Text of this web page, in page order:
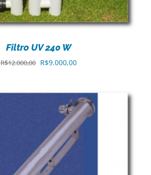
Filtro UV 240 W
R$12.000,00 O
original
R$12.000,00.
R$9.000,00O
atual
é:
R$9.000,00.